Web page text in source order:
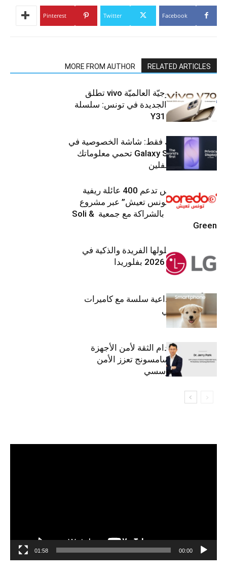
Facebook
Twitter
Pinterest
RELATED ARTICLES
MORE FROM AUTHOR
العلامة التّكنولوجيّة العالميّة vivo تطلق
هواتفها الذكيّة الجديدة في تونس: سلسلة
V70 وسلسلة Y31
شاشتك، لعينيك فقط: شاشة الخصوصية في
جهاز Galaxy S26 Ultra تحمي معلوماتك
من أعين المتطفلين
Ooredoo تونس تدعم 400 عائلة ريفية
ضمن برنامج “تونس تعيش” عبر مشروع
تنموي مستدام بالشراكة مع جمعية Soli &
Green
إل جي تقدم حلولها الفريدة والذكية في
معرض (KBIS) 2026 بفلوريدا
قريباً: تجربة إبداعية سلسة مع كاميرات
أجهزة جالاكسي
استراتيجية انعدام الثقة لأمن الأجهزة
المحمولة من سامسونج تعزز الأمن
السيبراني المؤسسي
00:00
01:58